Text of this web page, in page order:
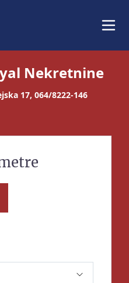
Nekretnine
17, 064/8222-146